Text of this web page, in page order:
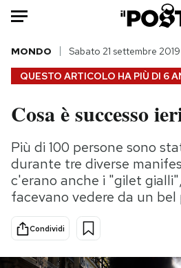
Auto
HOME
Italia
Politica
Tecnologia
Internet
Scienza
Cultura
Economia
QUESTO ARTICOLO HA PIÙ DI 6
MONDO Sabato 21 settembre 2019
Cosa è successo
Più di 100 persone sono
durante tre diverse
c'erano anche i "gilet
facevano vedere da un bel
Condividi